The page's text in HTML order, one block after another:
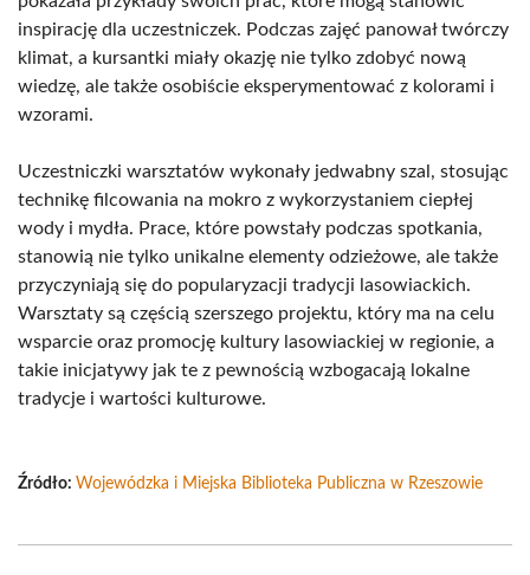
inspirację dla uczestniczek. Podczas zajęć panował twórczy
klimat, a kursantki miały okazję nie tylko zdobyć nową
wiedzę, ale także osobiście eksperymentować z kolorami i
wzorami.
Uczestniczki warsztatów wykonały jedwabny szal, stosując
technikę filcowania na mokro z wykorzystaniem ciepłej
wody i mydła. Prace, które powstały podczas spotkania,
stanowią nie tylko unikalne elementy odzieżowe, ale także
przyczyniają się do popularyzacji tradycji lasowiackich.
Warsztaty są częścią szerszego projektu, który ma na celu
wsparcie oraz promocję kultury lasowiackiej w regionie, a
takie inicjatywy jak te z pewnością wzbogacają lokalne
tradycje i wartości kulturowe.
Źródło: Wojewódzka i Miejska Biblioteka Publiczna w Rzeszowie